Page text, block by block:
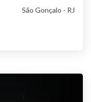
São Gonçalo - RJ